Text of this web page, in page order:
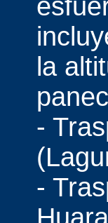
la
-
-